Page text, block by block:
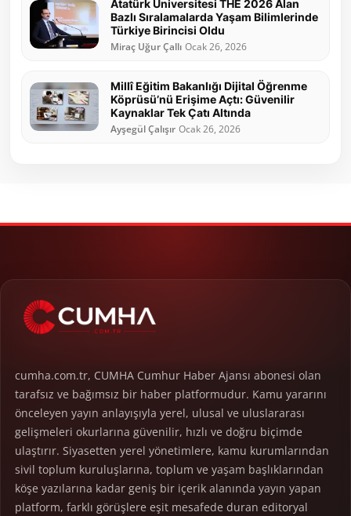
Atatürk Üniversitesi THE 2026 Alan
Bazlı Sıralamalarda Yaşam Bilimlerinde
Türkiye Birincisi Oldu
Miraç Uğur Çallı Ocak 26, 2026
Millî Eğitim Bakanlığı Dijital Öğrenme
Köprüsü’nü Erişime Açtı: Güvenilir
Kaynaklar Tek Çatı Altında
Ayşegül Çalışır Ocak 26, 2026
cumha.com.tr, CUMHA Cumhur Haber Ajansı abonesi olan
tarafsız ve bağımsız bir haber platformudur. Kamu yararını
önceleyen yayın anlayışıyla yerel, ulusal ve uluslararası
gelişmeleri okurlarına güvenilir, hızlı ve doğru biçimde
ulaştırır. Siyasetten yerel yönetimlere, kamu kurumlarından
sivil toplum kuruluşlarına, toplum ve yaşam başlıklarından
köşe yazılarına kadar geniş bir içerik alanında yayın yapan
platform, farklı görüşlere eşit mesafede duran editoryal